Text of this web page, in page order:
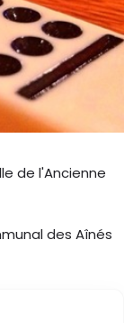
CONTACT
de l'Ancienne
des Aînés